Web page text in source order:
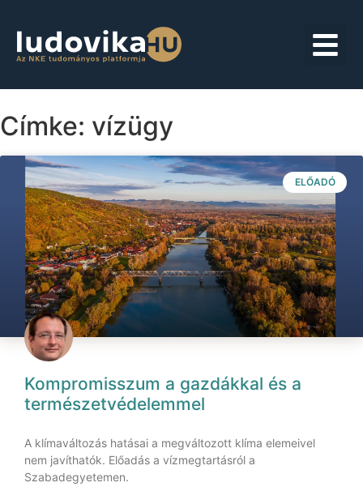
Címke: vízügy
ELŐADÓ
Kompromisszum a gazdákkal és a
természetvédelemmel
A klímaváltozás hatásai a megváltozott klíma elemeivel
nem javíthatók. Előadás a vízmegtartásról a
Szabadegyetemen.